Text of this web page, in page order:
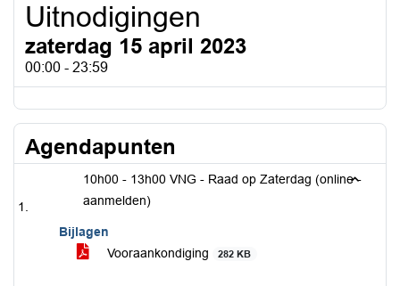
Uitnodigingen
zaterdag 15 april 2023
00:00 - 23:59
Agendapunten
10h00 - 13h00 VNG - Raad op Zaterdag (online -
aanmelden)
Bijlagen
Vooraankondiging
282 KB